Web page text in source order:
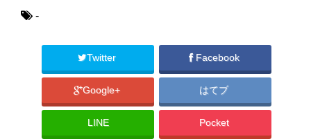
-
Twitter Facebook
Google+ はてブ
LINE Pocket